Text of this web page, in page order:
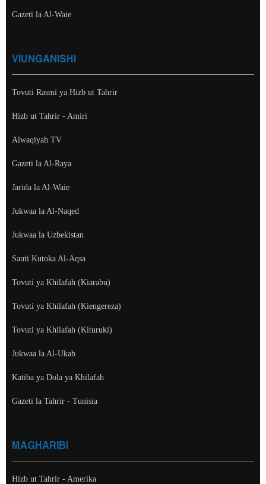
Gazeti la Al-Waie
VIUNGANISHI
Tovuti Rasmi ya Hizb ut Tahrir
Hizb ut Tahrir - Amiri
Alwaqiyah TV
Gazeti la Al-Raya
Jarida la Al-Waie
Jukwaa la Al-Naqed
Jukwaa la Uzbekistan
Sauti Kutoka Al-Aqsa
Tovuti ya Khilafah (Kiarabu)
Tovuti ya Khilafah (Kiengereza)
Tovuti ya Khilafah (Kituruki)
Jukwaa la Al-Ukab
Katiba ya Dola ya Khilafah
Gazeti la Tahrir - Tunisia
MAGHARIBI
Hizb ut Tahrir - Amerika